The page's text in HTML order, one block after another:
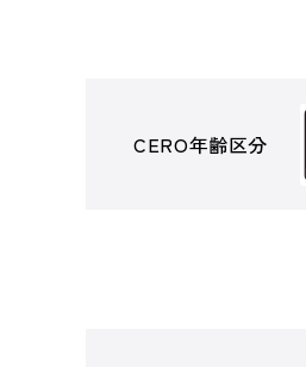
CERO年齢区分